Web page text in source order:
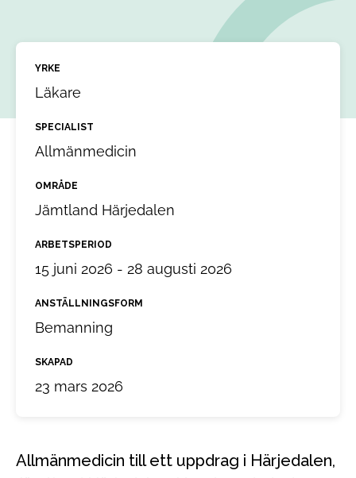
YRKE
Läkare
SPECIALIST
Allmänmedicin
OMRÅDE
Jämtland Härjedalen
ARBETSPERIOD
15 juni 2026 - 28 augusti 2026
ANSTÄLLNINGSFORM
Bemanning
SKAPAD
23 mars 2026
Allmänmedicin till ett uppdrag i Härjedalen,